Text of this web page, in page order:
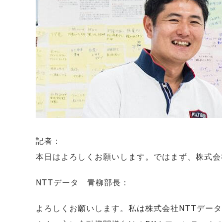
記者：
本日はよろしくお願いします。ではまず、株式
NTTデータ 青柳部長：
よろしくお願いします。私は株式会社NTTデ